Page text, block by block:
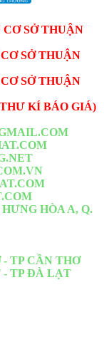
CƠ SỞ THUẬN
SỞ THUẬN
SỞ THUẬN
KÍ BÁO GIÁ)
HÒA A, Q.
TP CẦN THƠ
TP ĐÀ LẠT